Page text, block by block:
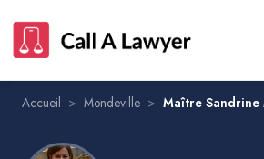
Maître Sandrine Monti
Accueil > Mondeville > Maître Sandrine